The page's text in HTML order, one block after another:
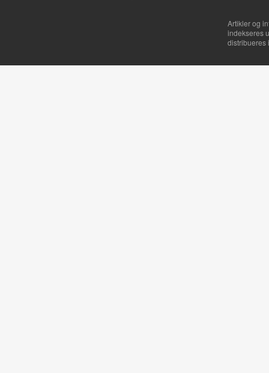
Artikler og
indekseres
distribueres